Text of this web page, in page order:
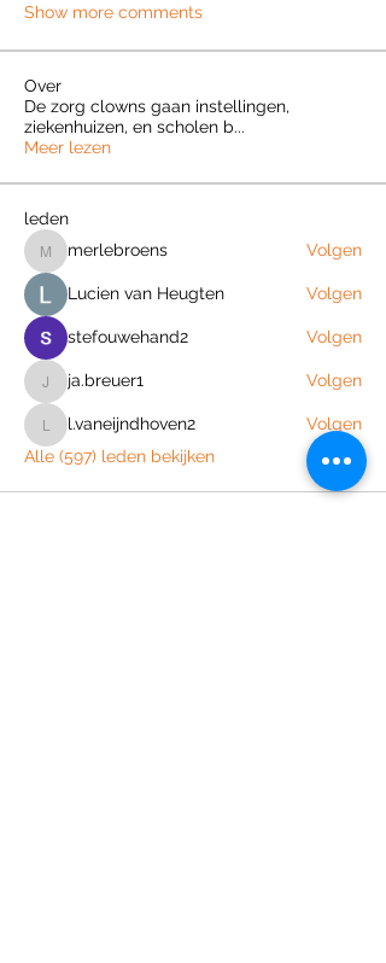
Show more comments
Over
De zorg clowns gaan instellingen,
ziekenhuizen, en scholen b...
Meer lezen
leden
merlebroens
merlebroens Volgen
Lucien van Heugten Volgen
stefouwehand2 Volgen
ja.breuer1
ja.breuer1 Volgen
l.vaneijndhoven2
l.vaneijndhoven2
Volgen
Alle (597) leden bekijken